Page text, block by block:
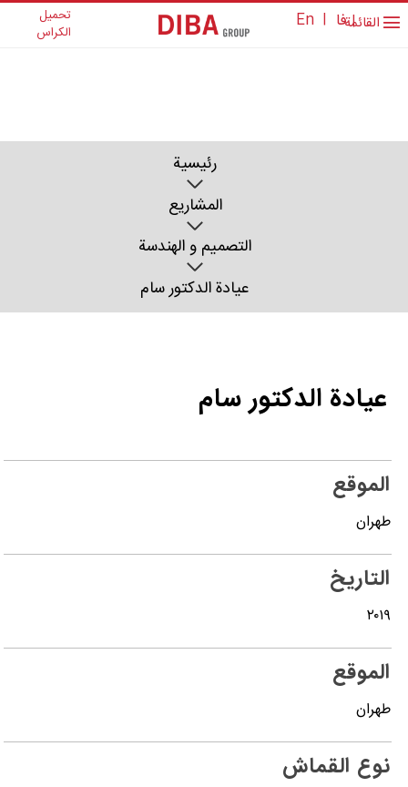
تحمیل
الکراس
القائمة
| فا |
En
رئیسیة
المشاریع
التصمیم و الهندسة
عيادة الدكتور سام
عيادة الدكتور سام
الموقع
طهران
التاریخ
۲۰۱۹
الموقع
طهران
نوع القماش